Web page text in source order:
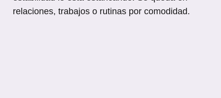
relaciones, trabajos o rutinas por comodidad.